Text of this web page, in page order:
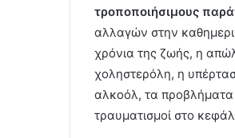
τροποποιήσιμους
αλλαγών στην
χρόνια της ζωής, η
χοληστερόλη, η
αλκοόλ, τα προβλήματα
τραυματισμοί στο